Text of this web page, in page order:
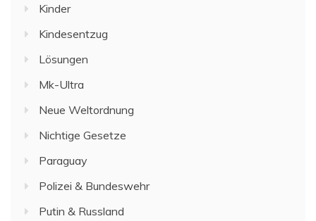
Kinder
Kindesentzug
Lösungen
Mk-Ultra
Neue Weltordnung
Nichtige Gesetze
Paraguay
Polizei & Bundeswehr
Putin & Russland